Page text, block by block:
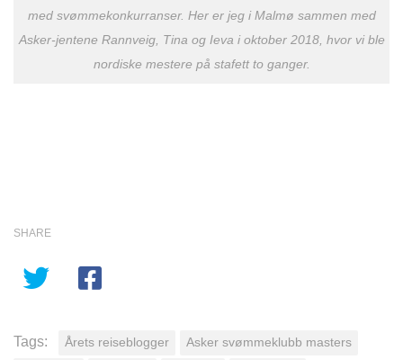
med svømmekonkurranser. Her er jeg i Malmø sammen med
Asker-jentene Rannveig, Tina og Ieva i oktober 2018, hvor vi ble
nordiske mestere på stafett to ganger.
SHARE
Tags: Årets reiseblogger Asker svømmeklubb masters